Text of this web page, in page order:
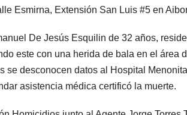
Esmirna, Extensión San Luis #5 en
De Jesús Esquilin de 32 años,
este con una herida de bala en el área
se desconocen datos al Hospital
asistencia médica certificó la muerte.